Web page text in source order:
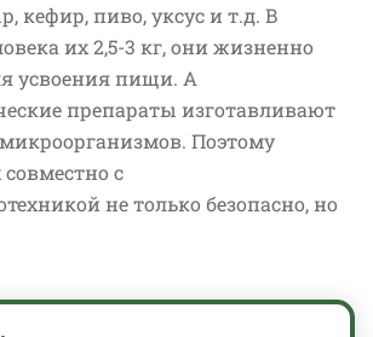
кефир, пиво, уксус и т.д. В
их 2,5-3 кг, они жизненно
усвоения пищи. А
препараты изготавливают
Поэтому
с
не только безопасно, но